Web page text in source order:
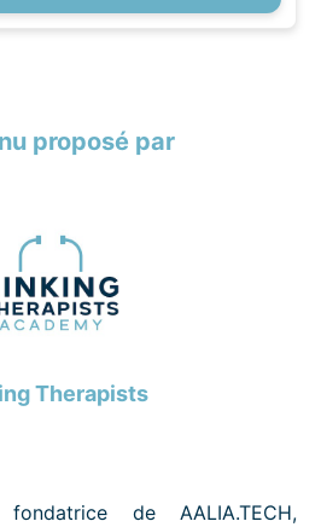
proposé par
Therapists
fondatrice de AALIA.TECH,